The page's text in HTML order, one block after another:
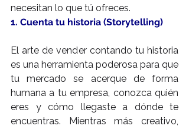
necesitan lo que tú ofreces.
1. Cuenta tu historia (Storytelling)
El arte de vender contando tu historia
es una herramienta poderosa para que
tu mercado se acerque de forma
humana a tu empresa, conozca quién
eres y cómo llegaste a dónde te
encuentras. Mientras más creativo,